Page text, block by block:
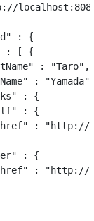
: {
: [ {
: "Taro",
: "Yamada",
: {
: {
:
: {
: